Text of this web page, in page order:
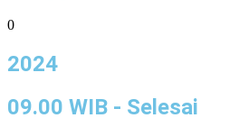
0
2024
09.00 WIB - Selesai